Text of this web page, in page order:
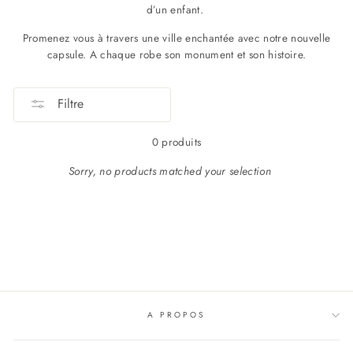
d’un enfant.
Promenez vous à travers une ville enchantée avec notre nouvelle
capsule. A chaque robe son monument et son histoire.
Filtre
0 produits
Sorry, no products matched your selection
A PROPOS